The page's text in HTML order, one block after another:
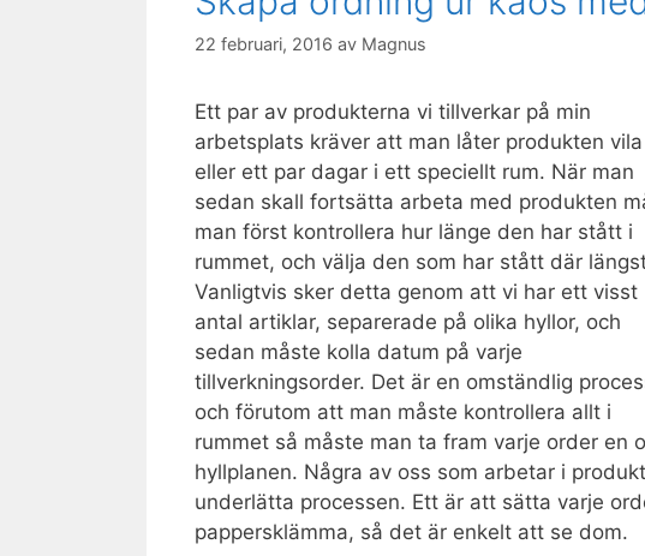
22 februari, 2016 av Magnus
Ett par av produkterna vi tillverkar på min
arbetsplats kräver att man låter produkten
eller ett par dagar i ett speciellt rum. När man
sedan skall fortsätta arbeta med produkten
man först kontrollera hur länge den har stått i
rummet, och välja den som har stått där
Vanligtvis sker detta genom att vi har ett visst
antal artiklar, separerade på olika hyllor, och
sedan måste kolla datum på varje
tillverkningsorder. Det är en omständlig
och förutom att man måste kontrollera allt i
rummet så måste man ta fram varje order en
hyllplanen. Några av oss som arbetar i
underlätta processen. Ett är att sätta varje
pappersklämma, så det är enkelt att se dom.